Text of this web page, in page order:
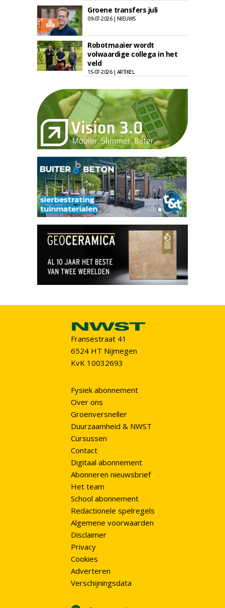
Groene transfers juli
09-07-2026 | NIEUWS
Robotmaaier wordt
volwaardige collega in het
veld
15-07-2026 | ARTIKEL
Fransestraat 41
6524 HT Nijmegen
KvK 10032693
Fysiek abonnement
Over ons
Groenversneller
Duurzaamheid & NWST
Cursussen
Contact
Digitaal abonnement
Abonneren nieuwsbrief
Het team
School abonnement
Redactionele spelregels
Algemene voorwaarden
Disclaimer
Privacy
Cookies
Adverteren
Verschijningsdata